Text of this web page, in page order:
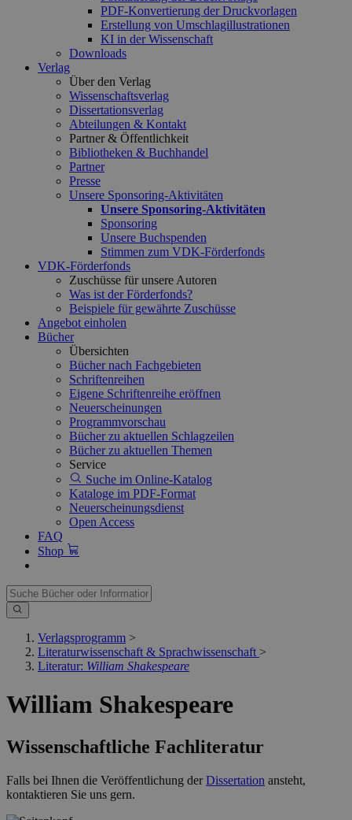
PDF-Konvertierung der Druckvorlagen
Erstellung von Umschlagillustrationen
KI in der Wissenschaft
Downloads
Verlag
Über den Verlag
Wissenschaftsverlag
Dissertationsverlag
Abteilungen & Kontakt
Partner & Öffentlichkeit
Bibliotheken & Buchhandel
Partner
Presse
Unsere Sponsoring-Aktivitäten
Unsere Sponsoring-Aktivitäten
Sponsoring
Unsere Buchspenden
Stimmen zum VDK-Förderfonds
VDK-Förderfonds
Zuschüsse für unsere Autoren
Was ist der Förderfonds?
Beispiele für gewährte Zuschüsse
Angebot einholen
Bücher
Übersichten
Bücher nach Fachgebieten
Schriftenreihen
Eigene Schriftenreihe eröffnen
Neuerscheinungen
Programmvorschau
Bücher zu aktuellen Schlagzeilen
Bücher zu aktuellen Themen
Service
Suche im Online-Katalog
Kataloge im PDF-Format
Neuerscheinungsdienst
Open Access
FAQ
Shop
Verlagsprogramm >
Literaturwissenschaft & Sprachwissenschaft >
Literatur: William Shakespeare
William Shakespeare
Wissenschaftliche Fachliteratur
Falls bei Ihnen die Veröffentlichung derDissertation ansteht,
kontaktieren Sie uns gern.